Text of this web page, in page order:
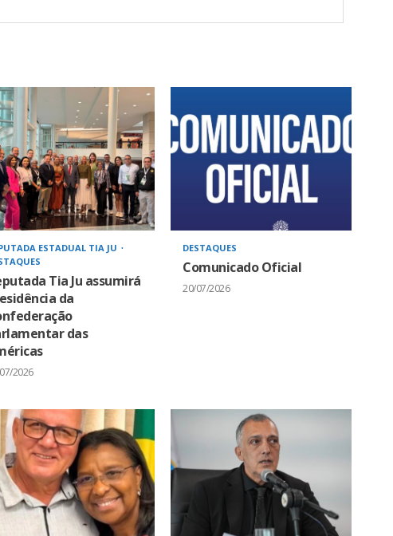
ESTADUAL TIA JU
Tia Ju assumirá
da
das
2026
DESTAQUES
Comunicado Oficial
20/07/2026